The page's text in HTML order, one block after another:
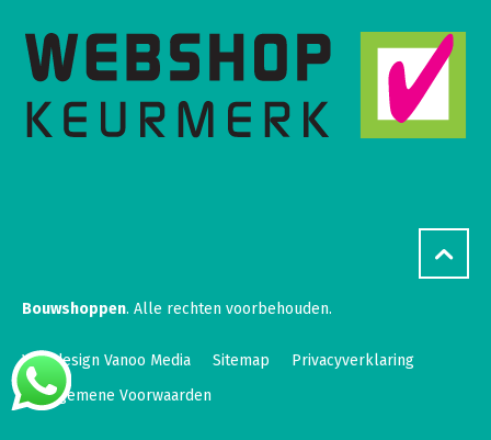
Bouwshoppen. Alle rechten voorbehouden.
Webdesign Vanoo Media Sitemap
Privacyverklaring
Algemene Voorwaarden